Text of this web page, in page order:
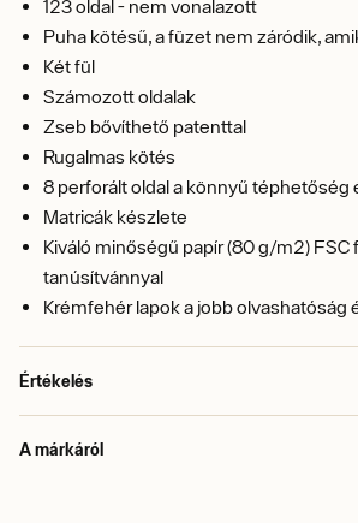
123 oldal - nem vonalazott
Puha kötésű, a füzet nem záródik,
Két fül
Számozott oldalak
Zseb bővíthető patenttal
Rugalmas kötés
8 perforált oldal a könnyű téphetőség
Matricák készlete
Kiváló minőségű papír (80 g/m2)
tanúsítvánnyal
Krémfehér lapok a jobb olvashatóság
Értékelés
A márkáról